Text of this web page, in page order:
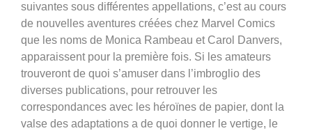
suivantes sous différentes appellations, c’est au cours
de nouvelles aventures créées chez Marvel Comics
que les noms de Monica Rambeau et Carol Danvers,
apparaissent pour la première fois. Si les amateurs
trouveront de quoi s’amuser dans l’imbroglio des
diverses publications, pour retrouver les
correspondances avec les héroïnes de papier, dont la
valse des adaptations a de quoi donner le vertige, le